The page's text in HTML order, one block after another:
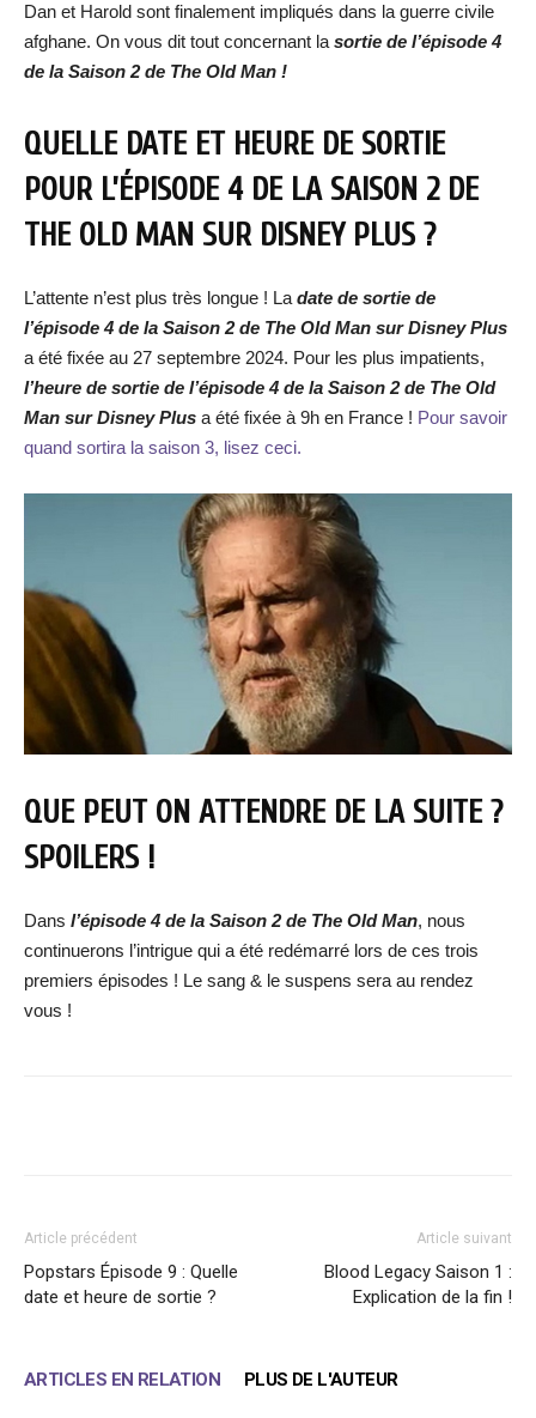
Dan et Harold sont finalement impliqués dans la guerre civile
afghane. On vous dit tout concernant la sortie de l’épisode 4
de la Saison 2 de The Old Man !
QUELLE DATE ET HEURE DE SORTIE
POUR L’ÉPISODE 4 DE LA SAISON 2 DE
THE OLD MAN SUR DISNEY PLUS ?
L’attente n’est plus très longue ! La date de sortie de
l’épisode 4 de la Saison 2 de The Old Man sur Disney Plus
a été fixée au 27 septembre 2024. Pour les plus impatients,
l’heure de sortie de l’épisode 4 de la Saison 2 de The Old
Man sur Disney Plus a été fixée à 9h en France ! Pour savoir
quand sortira la saison 3, lisez ceci.
QUE PEUT ON ATTENDRE DE LA SUITE ?
SPOILERS !
Dans l’épisode 4 de la Saison 2 de The Old Man, nous
continuerons l’intrigue qui a été redémarré lors de ces trois
premiers épisodes ! Le sang & le suspens sera au rendez
vous !
Article précédent
Popstars Épisode 9 : Quelle
date et heure de sortie ?
Article suivant
Blood Legacy Saison 1 :
Explication de la fin !
ARTICLES EN RELATION PLUS DE L'AUTEUR